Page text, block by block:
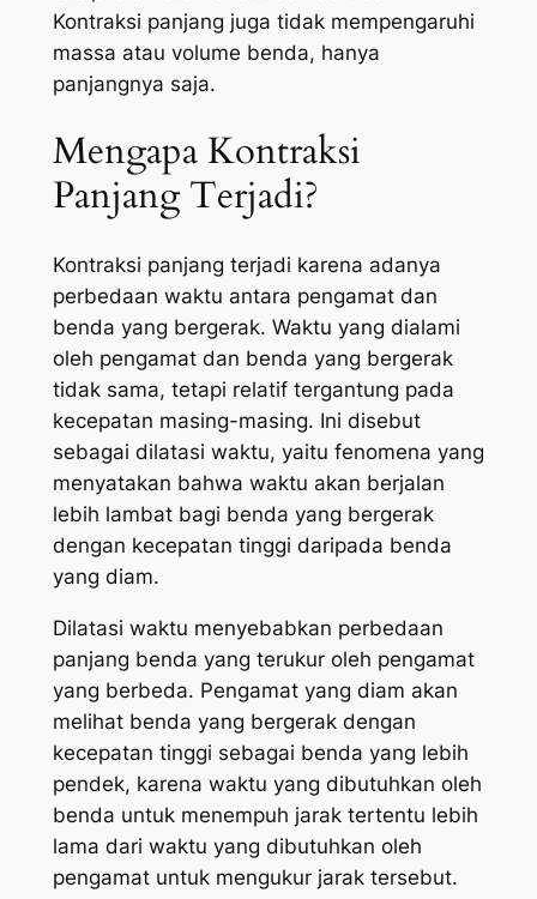
Kontraksi panjang juga tidak mempengaruhi
massa atau volume benda, hanya
panjangnya saja.
Mengapa Kontraksi
Panjang Terjadi?
Kontraksi panjang terjadi karena adanya
perbedaan waktu antara pengamat dan
benda yang bergerak. Waktu yang dialami
oleh pengamat dan benda yang bergerak
tidak sama, tetapi relatif tergantung pada
kecepatan masing-masing. Ini disebut
sebagai dilatasi waktu, yaitu fenomena yang
menyatakan bahwa waktu akan berjalan
lebih lambat bagi benda yang bergerak
dengan kecepatan tinggi daripada benda
yang diam.
Dilatasi waktu menyebabkan perbedaan
panjang benda yang terukur oleh pengamat
yang berbeda. Pengamat yang diam akan
melihat benda yang bergerak dengan
kecepatan tinggi sebagai benda yang lebih
pendek, karena waktu yang dibutuhkan oleh
benda untuk menempuh jarak tertentu lebih
lama dari waktu yang dibutuhkan oleh
pengamat untuk mengukur jarak tersebut.